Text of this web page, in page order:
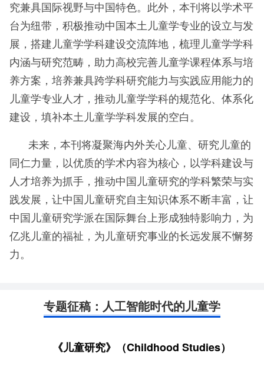
究兼具国际视野与中国特色。此外，本刊将以学术平
台为纽带，积极推动中国本土儿童学专业的设立与发
展，搭建儿童学学科建设交流阵地，梳理儿童学学科
内涵与研究范畴，助力高校完善儿童学课程体系与培
养方案，培养兼具跨学科研究能力与实践应用能力的
儿童学专业人才，推动儿童学学科的规范化、体系化
建设，填补本土儿童学学科发展的空白。
未来，本刊将凝聚海内外关心儿童、研究儿童的
同仁力量，以优质的学术内容为核心，以学科建设与
人才培养为抓手，推动中国儿童研究的学科繁荣与实
践发展，让中国儿童研究自主知识体系不断丰富，让
中国儿童研究学派在国际舞台上形成独特影响力，为
亿兆儿童的福祉，为儿童研究事业的长远发展不懈努
力。
专题征稿：人工智能时代的儿童学
《儿童研究》（Childhood Studies）